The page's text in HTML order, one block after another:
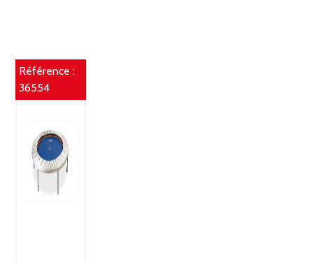
Référence :
36554